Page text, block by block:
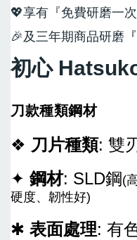
〔興隆刀剪行〕X
版磁吸貼絨刀鞘
刀240用 彩圖壓
💖享有『免費研磨一次
🎉 及三年期商品研磨
初心
刀款種類鋼材
❖ 刀片種類: 雙
✦ 鋼材: SLD鋼(
硬度、韌性好)
✱ 表面處理: 有